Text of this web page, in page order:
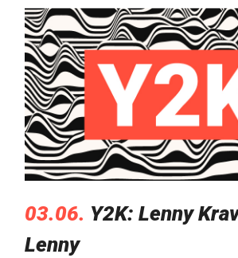
03.06. Y2K: Lenny
Lenny